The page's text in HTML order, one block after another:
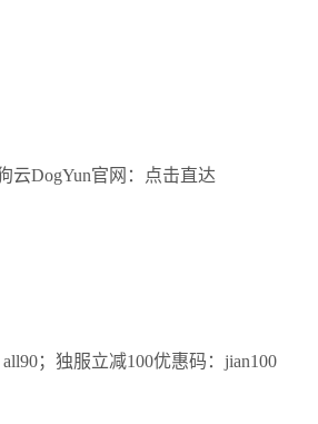
云DogYun官网：点击直达
all90；独服立减100优惠码：jian100